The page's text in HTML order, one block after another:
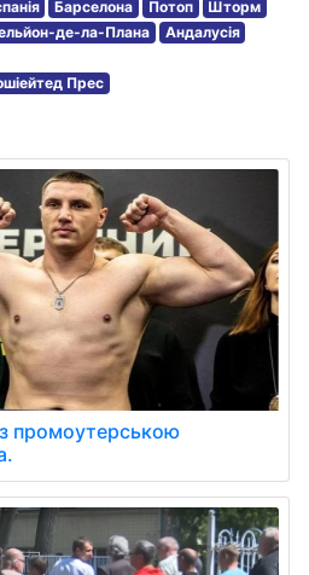
Барселона Потоп
Шторм
де-ла-Плана
Андалусія
Прес
промоутерською